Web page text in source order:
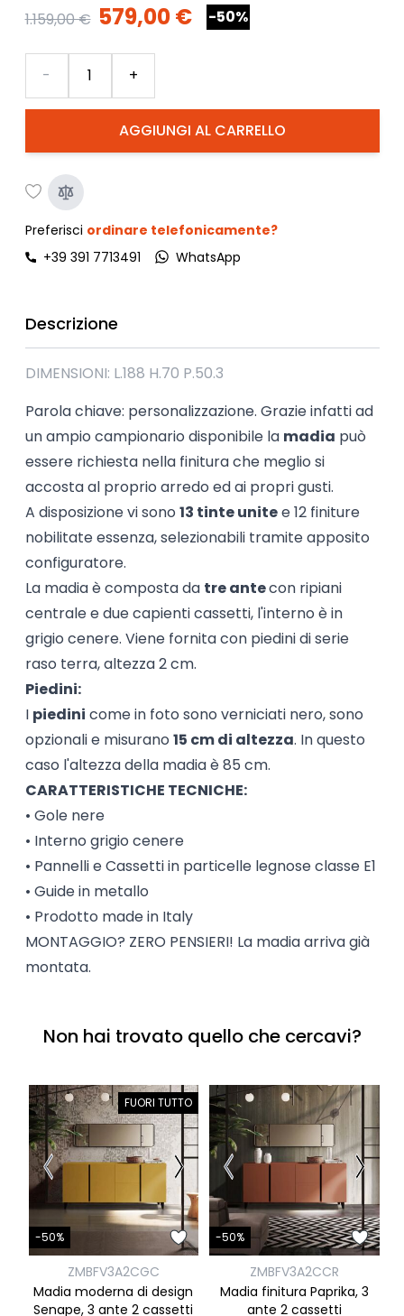
1.159,00 € 579,00 € -50%
AGGIUNGI AL CARRELLO
- +
Preferisci ordinare telefonicamente?
+39 391 7713491
WhatsApp
Descrizione
DIMENSIONI: L.188 H.70 P.50.3
Parola chiave: personalizzazione. Grazie infatti ad
un ampio campionario disponibile la madia può
essere richiesta nella finitura che meglio si
accosta al proprio arredo ed ai propri gusti.
A disposizione vi sono 13 tinte unitee 12 finiture
nobilitate essenza, selezionabili tramite apposito
configuratore.
La madia è composta da tre antecon ripiani
centrale e due capienti cassetti, l'interno è in
grigio cenere. Viene fornita con piedini di serie
raso terra, altezza 2 cm.
Piedini:
I piedini come in foto sono verniciati nero, sono
opzionali e misurano 15 cm di altezza. In questo
caso l'altezza della madia è 85 cm.
CARATTERISTICHE TECNICHE:
• Gole nere
• Interno grigio cenere
• Pannelli e Cassetti in particelle legnose classe E1
• Guide in metallo
• Prodotto made in Italy
MONTAGGIO? ZERO PENSIERI! La madia arriva già
montata.
Non hai trovato quello che cercavi?
FUORI TUTTO
-50%
ZMBFV3A2CGC
Madia moderna di design
Senape, 3 ante 2 cassetti
-50%
ZMBFV3A2CCR
Madia finitura Paprika, 3
ante 2 cassetti